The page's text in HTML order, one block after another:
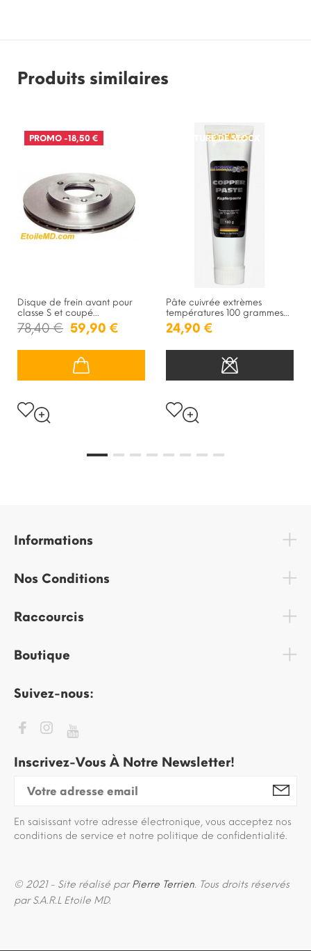
Produits similaires
PROMO -18,50 €
Disque de frein avant pour
classe S et coupé...
78,40 € 59,90 €
RUPTURE DE STOCK
Pâte cuivrée extrèmes
températures 100 grammes...
24,90 €
Informations
Nos Conditions
Raccourcis
Boutique
Suivez-nous:
Inscrivez-Vous À Notre Newsletter!
En saisissant votre adresse électronique, vous acceptez nos
conditions de service et notre politique de confidentialité.
© 2021 - Site réalisé parPierre Terrien. Tous droits réservés
par S.A.R.L Etoile MD.